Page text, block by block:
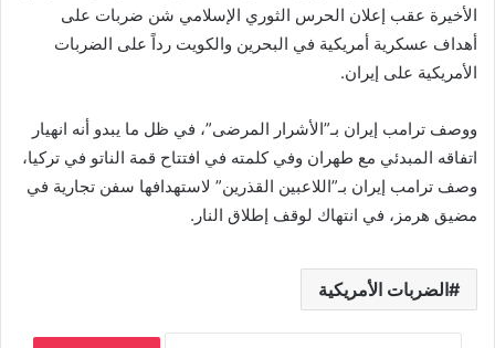
الأخيرة عقب إعلان الحرس الثوري الإسلامي شن ضربات على
أهداف عسكرية أمريكية في البحرين والكويت رداً على الضربات
الأمريكية على إيران.
ووصف ترامب إيران بـ”الأشرار المرضى”، في ظل ما يبدو أنه انهيار
اتفاقه المبدئي مع طهران وفي كلمته في افتتاح قمة الناتو في تركيا،
وصف ترامب إيران بـ”اللاعبين القذرين” لاستهدافها سفن تجارية في
مضيق هرمز، في انتهاك لوقف إطلاق النار.
الضربات الأمريكية